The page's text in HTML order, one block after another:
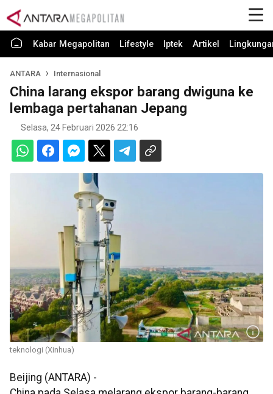
Kabar Megapolitan Lifestyle Iptek Artikel
ANTARA Internasional
China larang ekspor barang dwiguna ke
lembaga pertahanan Jepang
Selasa, 24 Februari 2026 22:16
teknologi (Xinhua)
Beijing (ANTARA) -